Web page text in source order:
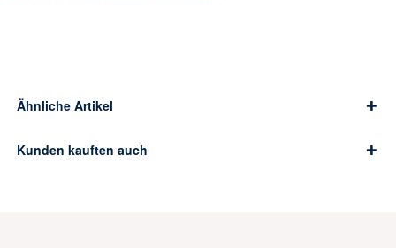
Ähnliche Artikel
Kunden kauften auch